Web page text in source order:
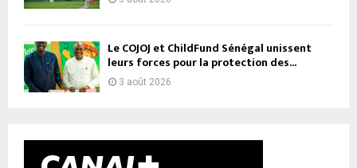
Le COJOJ et ChildFund Sénégal unissent
leurs forces pour la protection des...
3 août 2026